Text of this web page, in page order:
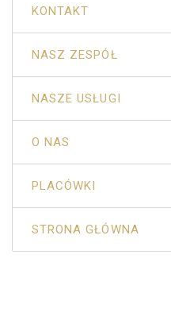
KONTAKT
NASZ ZESPÓŁ
NASZE USŁUGI
O NAS
PLACÓWKI
STRONA GŁÓWNA